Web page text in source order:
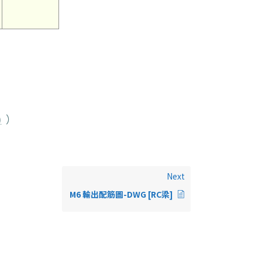
）
Next
M6 輸出配筋圖-DWG [RC梁]